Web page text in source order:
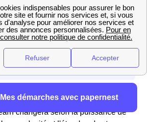
normes françaises en vigueur.
de Sauveterre-De-Béarn doivent
pour garantir la mise en
de leur installation électrique
en Nouvelle Aquitaine.
d’une maison à
changera selon la puissance de
Mes démarches avec papernest